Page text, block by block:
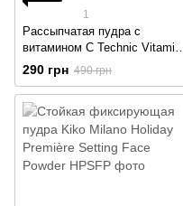
1
Рассыпчатая пудра с
витамином С Technic Vitamin
C Tranclucent Finishing Powder
290 грн 490 грн